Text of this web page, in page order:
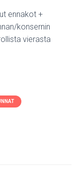
ennakot +
konsernin
vierasta